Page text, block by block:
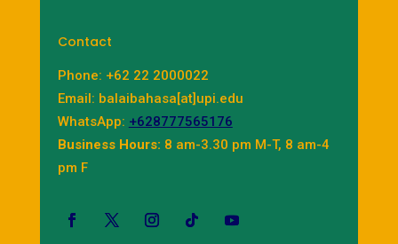
Contact
Phone: +62 22 2000022
Email: balaibahasa[at]upi.edu
WhatsApp: +628777565176
Business Hours: 8 am-3.30 pm M-T, 8 am-4
pm F